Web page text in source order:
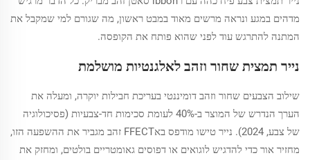
מדהים במגע ונראה מרשים מאוד במבט ראשון, מה שגורם למי שמקבל את
המתנה להתרגש עוד לפני שהוא פותח את הקופסה.
נייר תמצית שחור וזהב לאלגנטיות מושלמת
שילוב הצבעים שחור וזהב דומיננטי בעריכת חבילות יוקרה, ומעלה את
הערך הנדרש של המוצר ב-40% לעומת סכימות חד-צבעיות (פסיכולוגיה
של צבע, 2024). נייר טישו מודפס באFFECT זהב מגביר את ההשפעה הזו,
מחזיר אור כדי להדגיש לוגואים או דפוסים גאומטריים בולטים, ומחזק את